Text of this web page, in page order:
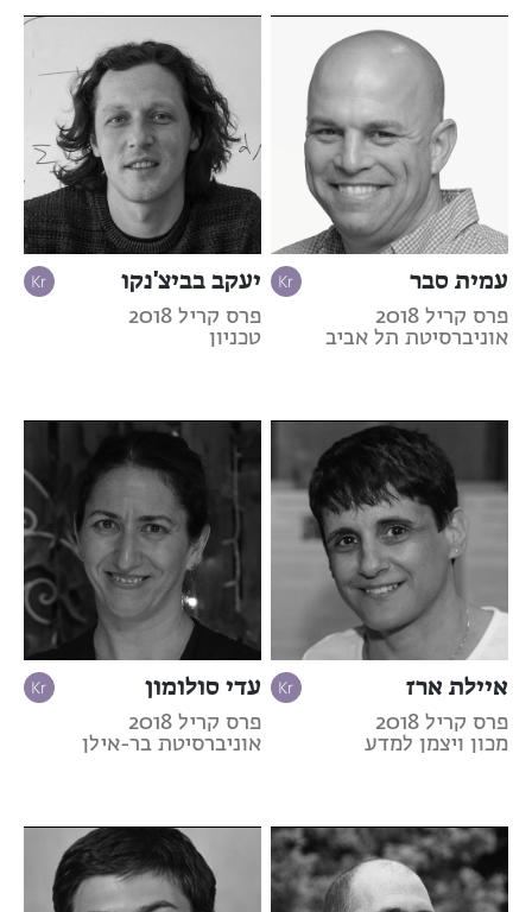
עמית סבר
פרס קריל 2018
אוניברסיטת תל אביב
יעקב בביצ'נקו
פרס קריל 2018
טכניון
איילת ארז
פרס קריל 2018
מכון ויצמן למדע
עדי סולומון
פרס קריל 2018
אוניברסיטת בר-אילן